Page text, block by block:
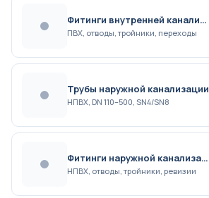
Фитинги внутренней канализации
ПВХ, отводы, тройники, переходы
Трубы наружной канализации
НПВХ, DN 110–500, SN4/SN8
Фитинги наружной канализации
НПВХ, отводы, тройники, ревизии